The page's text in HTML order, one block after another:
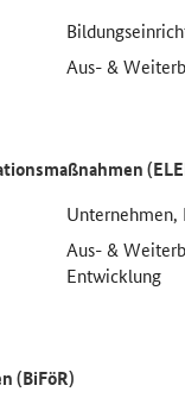
Aus- &
Unternehmen,
Aus- &
Entwicklung
(BiFöR)